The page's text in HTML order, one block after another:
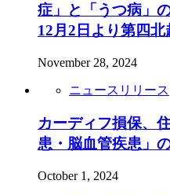
症」と「うつ病」
12月2日より第四
November 28, 2024
ニュースリリース
カーディフ損保、
患・脳血管疾患」
October 1, 2024